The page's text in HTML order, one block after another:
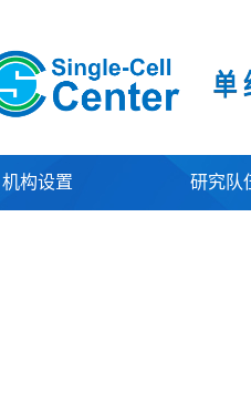
机构设置 研究队